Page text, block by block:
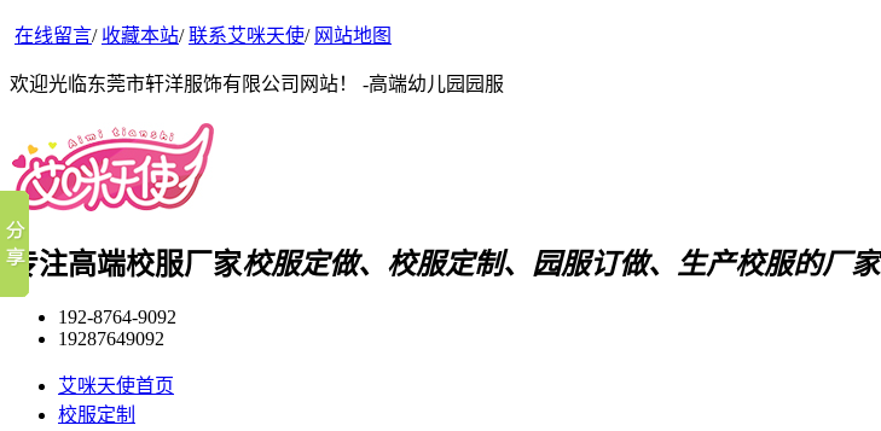
在线留言/ 收藏本站/联系艾咪天使/ 网站地图
欢迎光临东莞市轩洋服饰有限公司网站！ -高端幼儿园园服
专注高端校服厂家校服定做、校服定制、园服订做、生产校服的厂家
192-8764-9092
19287649092
艾咪天使首页
校服定制